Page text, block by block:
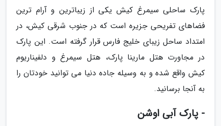
پارک ساحلی سیمرغ کیش یکی از زیباترین و آرام ترین
فضاهای تفریحی جزیره است که در جنوب شرقی کیش، در
امتداد ساحل زیبای خلیج فارس قرار گرفته است. این پارک
در مجاورت هتل مارینا پارک، هتل سیمرغ و دلفیناریوم
کیش واقع شده و به وسیله جاده دنیا می توانید خودتان را
به آنجا برسانید.
- پارک آبی اوشن